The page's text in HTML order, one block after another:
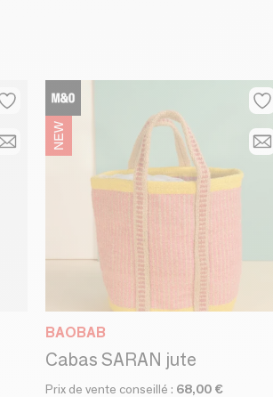
BAOBAB
Cabas SARAN jute
Prix de vente conseillé : 68,00 €